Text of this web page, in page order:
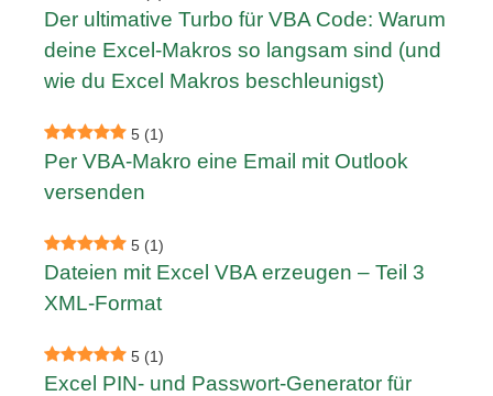
Der ultimative Turbo für VBA Code: Warum
deine Excel-Makros so langsam sind (und
wie du Excel Makros beschleunigst)
5 (1)
Per VBA-Makro eine Email mit Outlook
versenden
5 (1)
Dateien mit Excel VBA erzeugen – Teil 3
XML-Format
5 (1)
Excel PIN- und Passwort-Generator für